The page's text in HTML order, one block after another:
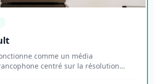
comme un média
centré sur la résolution